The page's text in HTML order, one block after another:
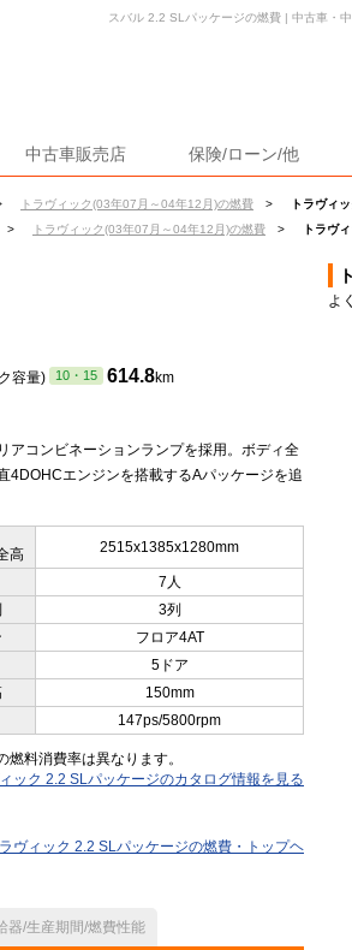
中古車販売店 保険/ローン/他
トラヴィック(03年07月～04年12月)の燃費 >
トラヴィ
> トラヴィック(03年07月～04年12月)の燃費 > トラヴ
スバル 2.2 SLパッケージの燃費 | 中古車・
容量) 10・15 614.8km
アコンビネーションランプを採用。ボディ全
4DOHCエンジンを搭載するAパッケージを追
高
2515x1385x1280mm
7人
3列
フロア4AT
5ドア
150mm
147ps/5800rpm
料消費率は異なります。
ック 2.2 SLパッケージのカタログ情報を見る
ラヴィック 2.2 SLパッケージの燃費・トップヘ
器/生産期間/燃費性能
よ